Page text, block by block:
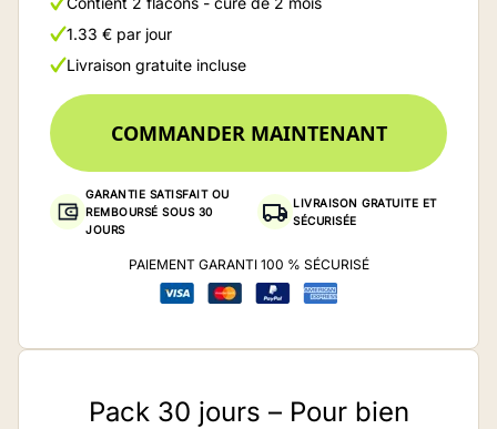
Pack 30 jours – Pour bien
1.33 € par jour
Livraison gratuite incluse
COMMANDER MAINTENANT
GARANTIE SATISFAIT OU
REMBOURSÉ SOUS 30
JOURS
LIVRAISON GRATUITE ET
SÉCURISÉE
PAIEMENT GARANTI 100 % SÉCURISÉ